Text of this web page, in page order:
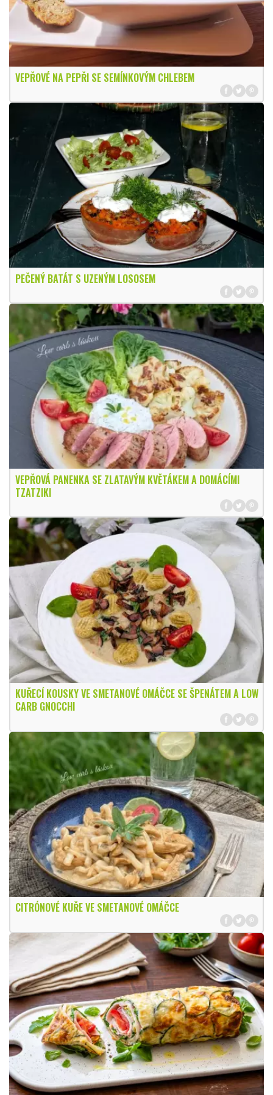
VEPŘOVÉ NA PEPŘI SE SEMÍNKOVÝM CHLEBEM
PEČENÝ BATÁT S UZENÝM LOSOSEM
VEPŘOVÁ PANENKA SE ZLATAVÝM KVĚTÁKEM A DOMÁCÍMI
TZATZIKI
KUŘECÍ KOUSKY VE SMETANOVÉ OMÁČCE SE ŠPENÁTEM A LOW
CARB GNOCCHI
CITRÓNOVÉ KUŘE VE SMETANOVÉ OMÁČCE